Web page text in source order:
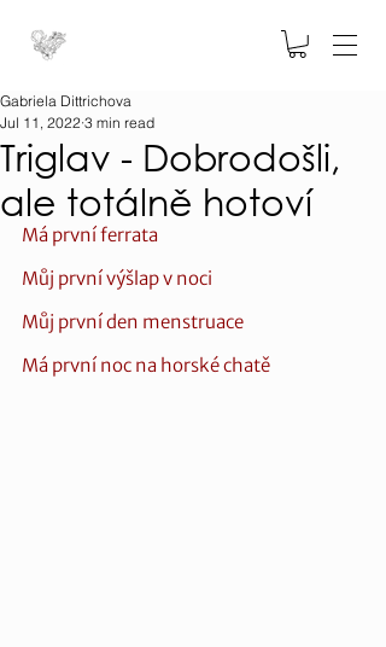
Triglav - Dobrodošli,
ale totálně hotoví
Gabriela Dittrichova
Jul 11, 2022 3 min read
Má první ferrata
Můj první výšlap v noci
Můj první den menstruace
Má první noc na horské chatě